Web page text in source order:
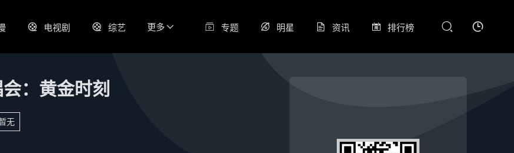
电视剧 综艺 更多 专题 明星 资讯 排行榜
：黄金时刻
无